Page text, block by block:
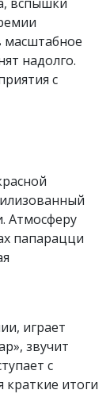
надолго.
с
Атмосферу
папарацци
играет
звучит
с
итоги